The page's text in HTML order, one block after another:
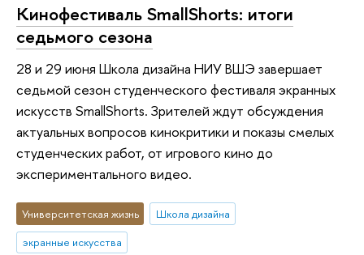
Кинофестиваль SmallShorts: итоги
седьмого сезона
28 и 29 июня Школа дизайна НИУ ВШЭ завершает
седьмой сезон студенческого фестиваля экранных
искусств SmallShorts. Зрителей ждут обсуждения
актуальных вопросов кинокритики и показы смелых
студенческих работ, от игрового кино до
экспериментального видео.
Университетская жизнь
Школа дизайна
экранные искусства